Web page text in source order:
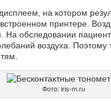
на котором
принтере.
обследовании
воздуха. Поэтому
Фото: iris-m.ru